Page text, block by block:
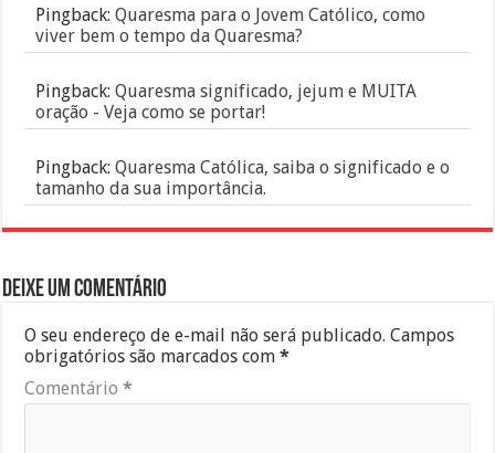
Pingback:Quaresma para o Jovem Católico, como
viver bem o tempo da Quaresma?
Pingback:Quaresma significado, jejum e MUITA
oração - Veja como se portar!
Pingback:Quaresma Católica, saiba o significado e o
tamanho da sua importância.
Deixe um comentário
O seu endereço de e-mail não será publicado. Campos
obrigatórios são marcados com*
Comentário*